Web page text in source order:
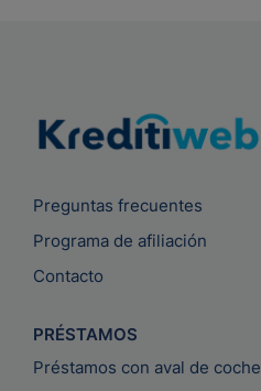
Preguntas frecuentes
Programa de afiliación
Contacto
PRÉSTAMOS
Préstamos con aval de coche